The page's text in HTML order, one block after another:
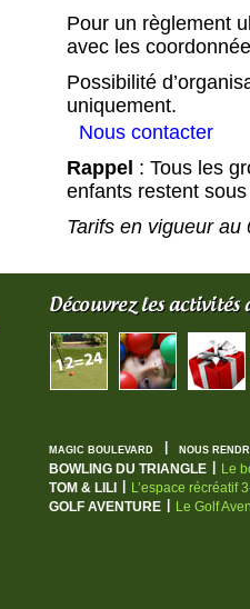
Pour un règlement
avec les
Possibilité
uniquement.
Nous contacter
Rappel : Tous les
enfants restent
Tarifs en vigueur au
MAGIC BOULEVARD | NOUS
BOWLING DU TRIANGLE | Le
TOM & LILI | L’espace récréatif
GOLF AVENTURE | Le Golf